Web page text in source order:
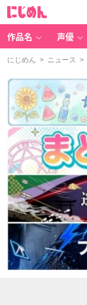
作品名 声優
にじめん > ニュース >